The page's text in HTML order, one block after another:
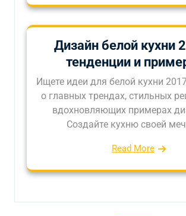
Дизайн белой кухни
тенденции и
Ищете идеи для белой кухни
о главных трендах, стильных
вдохновляющих примерах
Создайте кухню своей
Read More